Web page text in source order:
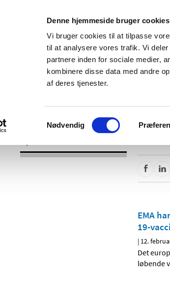
Denne hjemmeside bruger cookies
Vi bruger cookies til at tilpasse
til at analysere vores trafik. Vi
partnere inden for sociale medier,
kombinere disse data med andre
af deres tjenester.
Samtykkevalg
Nødvendig
Godkendelse og
Bivirkninger og
produktinformation
EMA
19-
| 12.
Det
løbende